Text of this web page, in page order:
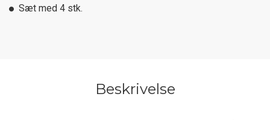
Sæt med 4 stk.
Beskrivelse